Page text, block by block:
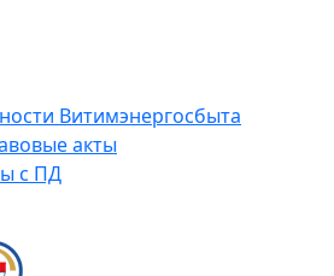
Витимэнергосбыта
акты
с ПД